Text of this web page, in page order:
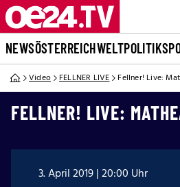
NEWSÖSTERREICHWELTPOLITIK
Video FELLNER LIVE Fellner! Live:
FELLNER! LIVE:
3. April 2019 | 20:00 Uhr